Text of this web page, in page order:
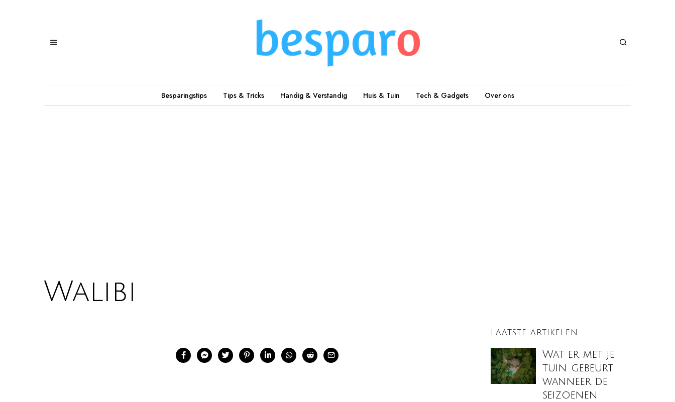
Besparingstips Tips & Tricks Handig & Verstandig Huis & Tuin Tech & Gadgets Over ons
Walibi
LAATSTE ARTIKELEN
Wat er met je
tuin gebeurt
wanneer de
seizoenen